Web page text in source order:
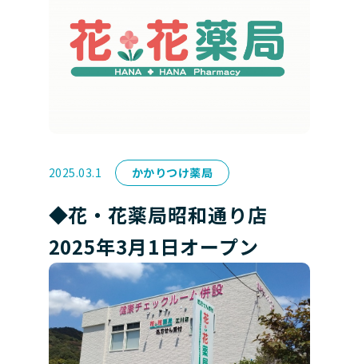
2025.03.1 かかりつけ薬局
◆花・花薬局昭和通り店
2025年3月1日オープン